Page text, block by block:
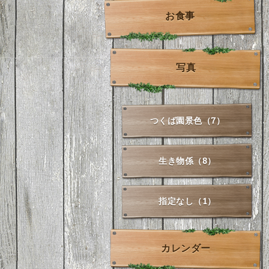
お食事
写真
つくば園景色（7）
生き物係（8）
指定なし（1）
カレンダー